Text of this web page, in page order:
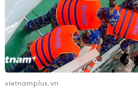
vietnamplus.vn